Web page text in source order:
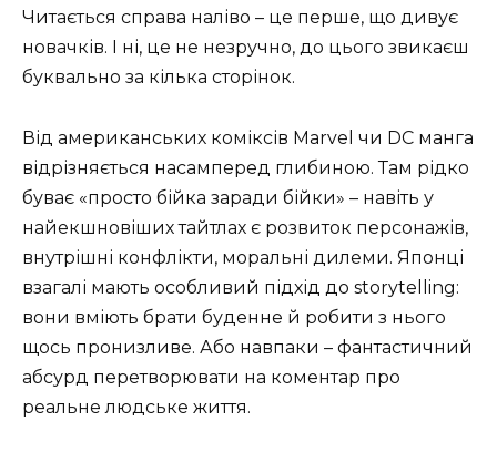
Читається справа наліво – це перше, що дивує
новачків. І ні, це не незручно, до цього звикаєш
буквально за кілька сторінок.
Від американських коміксів Marvel чи DC манга
відрізняється насамперед глибиною. Там рідко
буває «просто бійка заради бійки» – навіть у
найекшновіших тайтлах є розвиток персонажів,
внутрішні конфлікти, моральні дилеми. Японці
взагалі мають особливий підхід до storytelling:
вони вміють брати буденне й робити з нього
щось пронизливе. Або навпаки – фантастичний
абсурд перетворювати на коментар про
реальне людське життя.